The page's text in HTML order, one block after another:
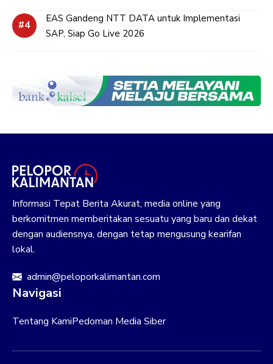
EAS Gandeng NTT DATA untuk Implementasi
SAP, Siap Go Live 2026
Informasi Tepat Berita Akurat, media online yang
berkomitmen memberitakan sesuatu yang baru dan dekat
dengan audiensnya, dengan tetap mengusung kearifan
lokal.
admin@peloporkalimantan.com
Navigasi
Tentang KamiPedoman Media Siber